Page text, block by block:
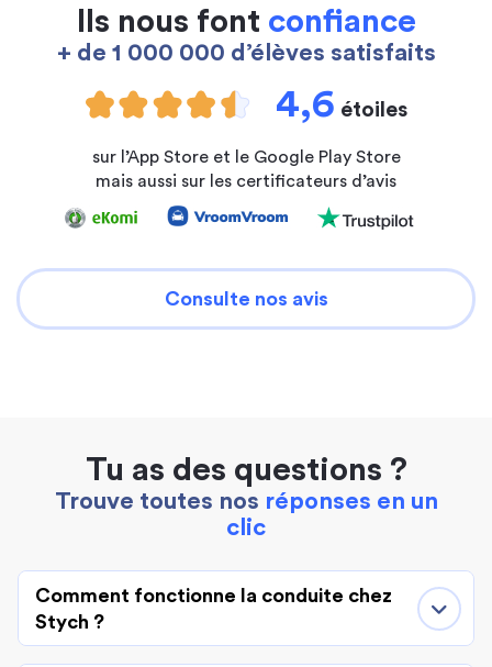
Ils nous font confiance
+ de 1 000 000 d’élèves satisfaits
4,6 étoiles
sur l’App Store et le Google Play Store
mais aussi sur les certificateurs d’avis
Consulte nos avis
Tu as des questions ?
Trouve toutes nos réponses en un
clic
Comment fonctionne la conduite chez
Stych ?